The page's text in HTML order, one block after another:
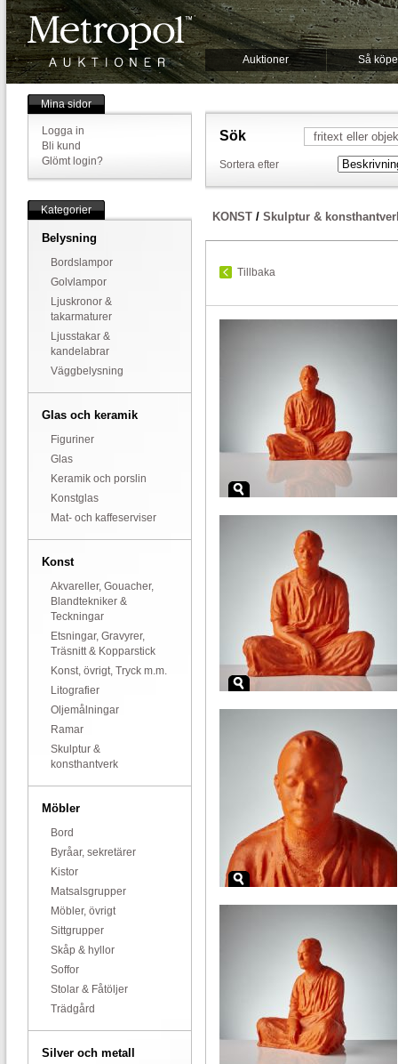
Auktioner Så
Mina sidor
Logga in
Bli kund
Glömt login?
Kategorier
Belysning
Bordslampor
Golvlampor
Ljuskronor &
takarmaturer
Ljusstakar &
kandelabrar
Väggbelysning
Glas och keramik
Figuriner
Glas
Keramik och porslin
Konstglas
Mat- och kaffeserviser
Konst
Akvareller, Gouacher,
Blandtekniker &
Teckningar
Etsningar, Gravyrer,
Träsnitt & Kopparstick
Konst, övrigt, Tryck m.m.
Litografier
Oljemålningar
Ramar
Skulptur &
konsthantverk
Möbler
Bord
Byråar, sekretärer
Kistor
Matsalsgrupper
Möbler, övrigt
Sittgrupper
Skåp & hyllor
Soffor
Stolar & Fåtöljer
Trädgård
Silver och metall
Sök
Sortera efter
KONST / Skulptur &
Tillbaka